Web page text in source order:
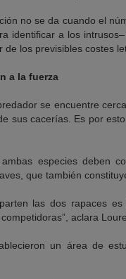
no se da cuando el
identificar a los
los previsibles costes
a la fuerza
se encuentre
sus cacerías. Es por
especies deben
que también
las dos rapaces
aclara
un área de